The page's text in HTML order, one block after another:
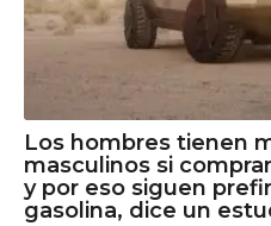
Los hombres tienen
masculinos si
y por eso siguen
gasolina, dice un